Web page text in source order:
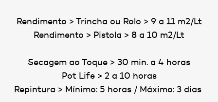
Rendimento > Trincha ou Rolo > 9 a 11 m2/Lt
Rendimento > Pistola > 8 a 10 m2/Lt
Secagem ao Toque > 30 min. a 4 horas
Pot Life > 2 a 10 horas
Repintura > Mínimo: 5 horas / Máximo: 3 dias